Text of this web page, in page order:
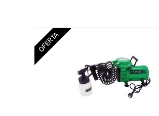
OFERTA